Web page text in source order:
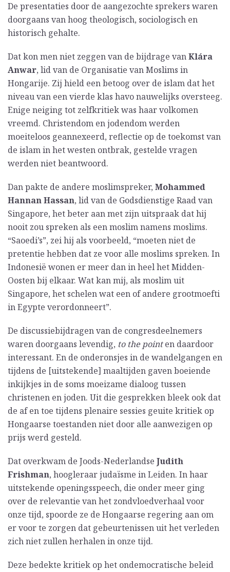
De presentaties door de aangezochte sprekers waren
doorgaans van hoog theologisch, sociologisch en
historisch gehalte.
Dat kon men niet zeggen van de bijdrage vanKlára
Anwar, lid van de Organisatie van Moslims in
Hongarije. Zij hield een betoog over de islam dat het
niveau van een vierde klas havo nauwelijks oversteeg.
Enige neiging tot zelfkritiek was haar volkomen
vreemd. Christendom en jodendom werden
moeiteloos geannexeerd, reflectie op de toekomst van
de islam in het westen ontbrak, gestelde vragen
werden niet beantwoord.
Dan pakte de andere moslimspreker, Mohammed
Hannan Hassan, lid van de Godsdienstige Raad van
Singapore, het beter aan met zijn uitspraak dat hij
nooit zou spreken als een moslim namens moslims.
“Saoedi’s”, zei hij als voorbeeld, “moeten niet de
pretentie hebben dat ze voor alle moslims spreken. In
Indonesië wonen er meer dan in heel het Midden-
Oosten bij elkaar. Wat kan mij, als moslim uit
Singapore, het schelen wat een of andere grootmoefti
in Egypte verordonneert”.
De discussiebijdragen van de congresdeelnemers
waren doorgaans levendig, to the pointen daardoor
interessant. En de onderonsjes in de wandelgangen en
tijdens de [uitstekende] maaltijden gaven boeiende
inkijkjes in de soms moeizame dialoog tussen
christenen en joden. Uit die gesprekken bleek ook dat
de af en toe tijdens plenaire sessies geuite kritiek op
Hongaarse toestanden niet door alle aanwezigen op
prijs werd gesteld.
Dat overkwam de Joods-Nederlandse Judith
Frishman, hoogleraar judaïsme in Leiden. In haar
uitstekende openingsspeech, die onder meer ging
over de relevantie van het zondvloedverhaal voor
onze tijd, spoorde ze de Hongaarse regering aan om
er voor te zorgen dat gebeurtenissen uit het verleden
zich niet zullen herhalen in onze tijd.
Deze bedekte kritiek op het ondemocratische beleid